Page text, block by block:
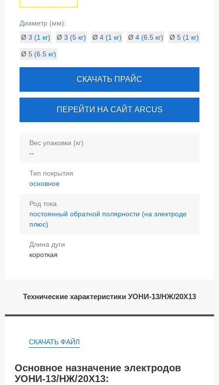
Диаметр (мм):
Ø 3 (1 кг) Ø 3 (5 кг) Ø 4 (1 кг) Ø 4 (6.5 кг) Ø 5 (1 кг)
Ø 5 (6.5 кг)
СКАЧАТЬ ПРАЙС
ПЕРЕЙТИ НА САЙТ ARCUS
Вес упаковки (кг)
--
Тип покрытия
основное
Род тока
постоянный обратной полярности (на электроде
плюс)
Длина дуги
короткая
Технические характеристики УОНИ-13/НЖ/20Х13
СКАЧАТЬ ФАЙЛ
Основное назначение электродов
УОНИ-13/НЖ/20Х13: